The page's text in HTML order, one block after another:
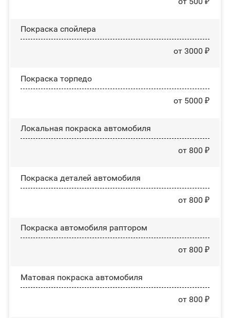
Покраска спойлера
от 3000 ₽
Покраска торпедо
от 5000 ₽
Локальная покраска автомобиля
от 800 ₽
Покраска деталей автомобиля
от 800 ₽
Покраска автомобиля раптором
от 800 ₽
Матовая покраска автомобиля
от 800 ₽